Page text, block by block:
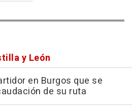
y León
en Burgos que se
de su ruta